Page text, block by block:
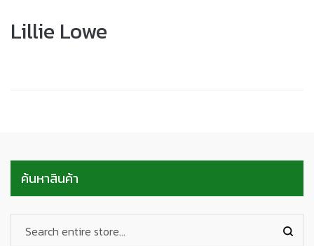
Lillie Lowe
ค้นหาสินค้า